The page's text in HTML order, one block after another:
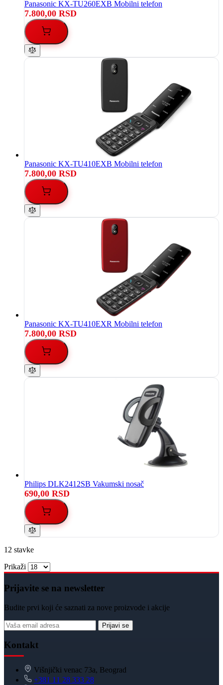
Panasonic KX-TU260EXB Mobilni telefon
7.800,00 RSD
Panasonic KX-TU410EXB Mobilni telefon
7.800,00 RSD
Panasonic KX-TU410EXR Mobilni telefon
7.800,00 RSD
Philips DLK2412SB Vakumski nosač
690,00 RSD
12 stavke
Prikaži
Prijavite se na newsletter
Budite prvi koji će saznati za nove proizvode i akcije
Prijavi se
Kontakt
Višnjički venac 73a, Beograd
+381 11 28 333 28